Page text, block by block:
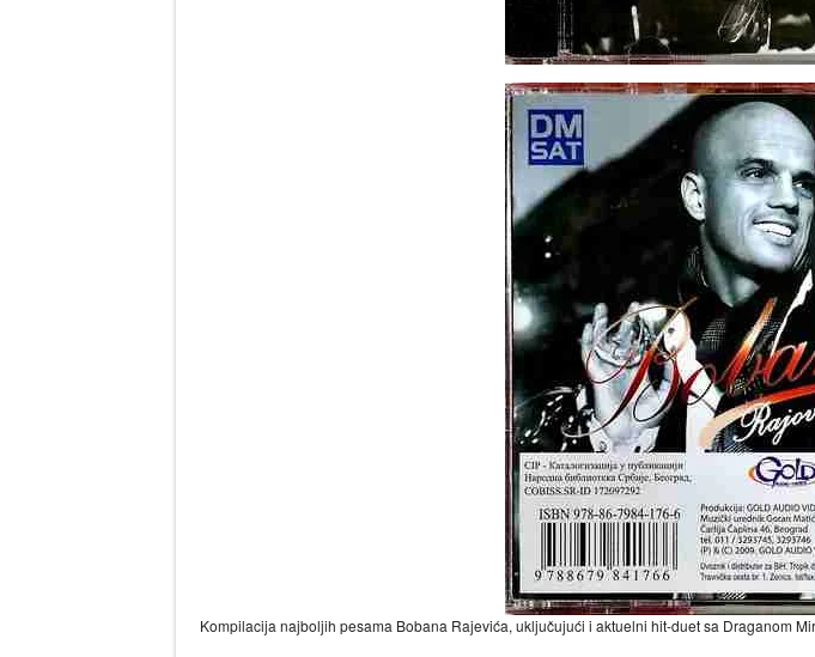
Kompilacija najboljih pesama Bobana Rajevića, uključujući i aktuelni hit-duet sa Draganom